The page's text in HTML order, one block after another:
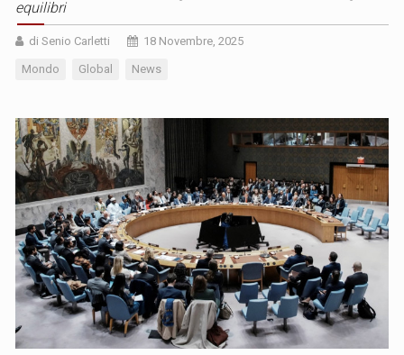
equilibri
di Senio Carletti 18 Novembre, 2025
Mondo Global News